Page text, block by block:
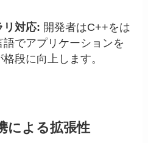
リ対応: 開発者はC++をは
語でアプリケーションを
段に向上します。
による拡張性